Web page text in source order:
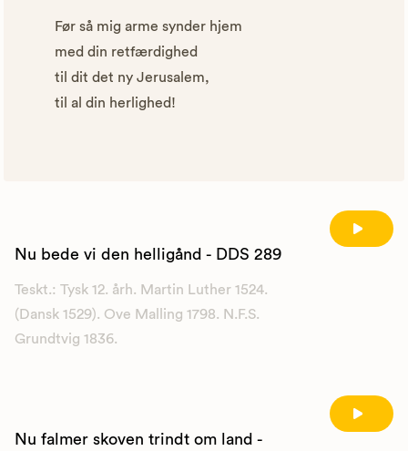
Før så mig arme synder hjem
med din retfærdighed
til dit det ny Jerusalem,
til al din herlighed!
Nu bede vi den helligånd - DDS 289
Teskt.: Tysk 12. årh. Martin Luther 1524.
(Dansk 1529). Ove Malling 1798. N.F.S.
Grundtvig 1836.
Nu falmer skoven trindt om land -